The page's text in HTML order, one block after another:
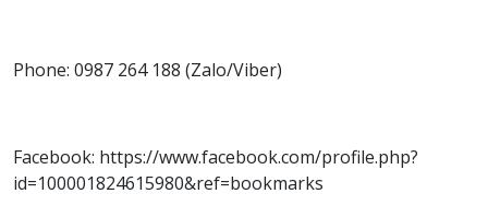
Phone: 0987 264 188 (Zalo/Viber)
Facebook: https://www.facebook.com/profile.php?
id=100001824615980&ref=bookmarks